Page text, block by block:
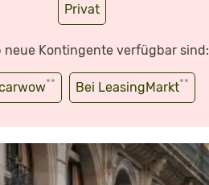
Privat
neue Kontingente verfügbar sind:
** Bei LeasingMarkt**